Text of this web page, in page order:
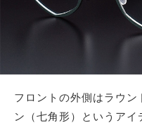
フロントの外側はラウ
ン（七角形）というア